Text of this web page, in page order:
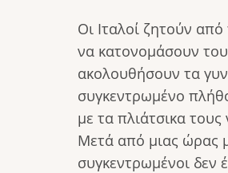
Οι Ιταλοί ζητούν
να κατονομάσουν
ακολουθήσουν τα
συγκεντρωμένο
με τα πλιάτσικα
Μετά από μιας ώρας
συγκεντρωμένοι δεν